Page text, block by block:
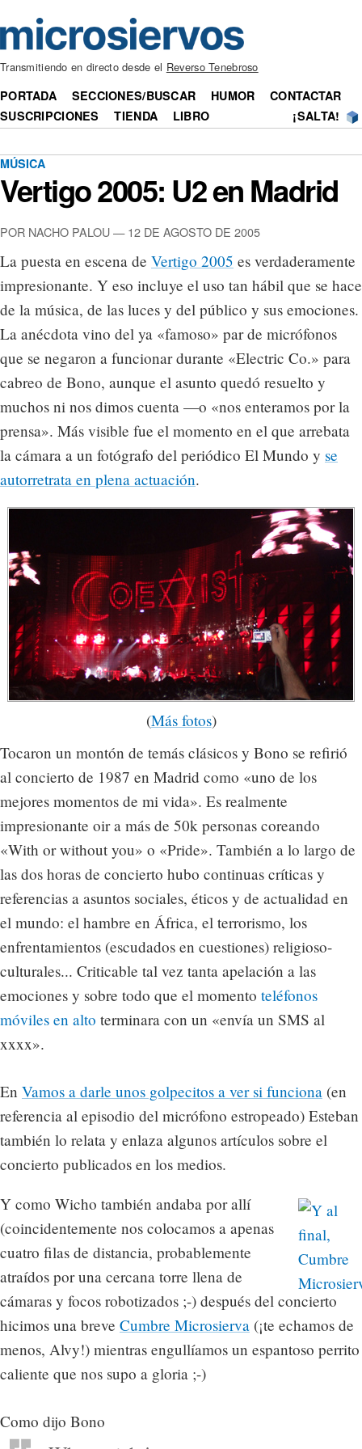
Transmitiendo en directo desde el Reverso Tenebroso
PORTADA SECCIONES/BUSCAR HUMOR
CONTACTAR
SUSCRIPCIONES
TIENDA LIBRO ¡SALTA!
MÚSICA
Vertigo 2005: U2 en Madrid
POR NACHO PALOU — 12 DE AGOSTO DE 2005
La puesta en escena de Vertigo 2005 es verdaderamente
impresionante. Y eso incluye el uso tan hábil que se hace
de la música, de las luces y del público y sus emociones.
La anécdota vino del ya «famoso» par de micrófonos
que se negaron a funcionar durante «Electric Co.» para
cabreo de Bono, aunque el asunto quedó resuelto y
muchos ni nos dimos cuenta —o «nos enteramos por la
prensa». Más visible fue el momento en el que arrebata
la cámara a un fotógrafo del periódico El Mundo y se
autorretrata en plena actuación.
(Más fotos)
Tocaron un montón de temás clásicos y Bono se refirió
al concierto de 1987 en Madrid como «uno de los
mejores momentos de mi vida». Es realmente
impresionante oir a más de 50k personas coreando
«With or without you» o «Pride». También a lo largo de
las dos horas de concierto hubo continuas críticas y
referencias a asuntos sociales, éticos y de actualidad en
el mundo: el hambre en África, el terrorismo, los
enfrentamientos (escudados en cuestiones) religioso-
culturales... Criticable tal vez tanta apelación a las
emociones y sobre todo que el momento teléfonos
móviles en alto terminara con un «envía un SMS al
xxxx».
En Vamos a darle unos golpecitos a ver si funciona (en
referencia al episodio del micrófono estropeado) Esteban
también lo relata y enlaza algunos artículos sobre el
concierto publicados en los medios.
Y como Wicho también andaba por allí
(coincidentemente nos colocamos a apenas
cuatro filas de distancia, probablemente
atraídos por una cercana torre llena de
cámaras y focos robotizados ;-) después del concierto
hicimos una breve Cumbre Microsierva (¡te echamos de
menos, Alvy!) mientras engullíamos un espantoso perrito
caliente que nos supo a gloria ;-)
Como dijo Bono